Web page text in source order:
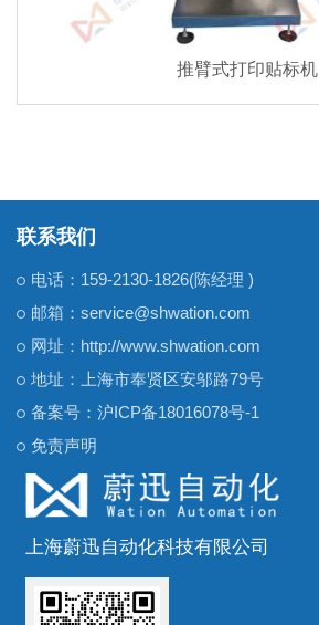
推臂式打印贴标机
联系我们
电话：159-2130-1826(陈经理 )
邮箱：service@shwation.com
网址：http://www.shwation.com
地址：上海市奉贤区安邬路79号
备案号： 沪ICP备18016078号-1
免责声明
上海蔚迅自动化科技有限公司